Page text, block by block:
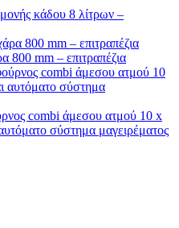
κάδου 8 λίτρων –
mm – επιτραπέζια
combi άμεσου ατμού 10 x
σύστημα μαγειρέματος